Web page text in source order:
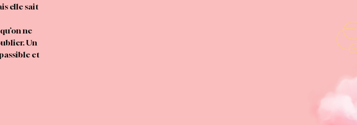
elle sait
ne
Un
et